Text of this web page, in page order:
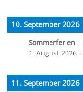
10. September 2026
Sommerferien
1. August 2026 -
11. September 2026